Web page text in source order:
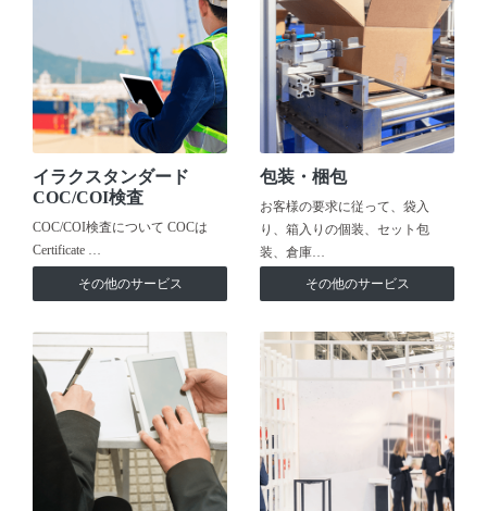
イラクスタンダード
COC/COI検査
COC/COI検査について COCは
Certificate …
その他のサービス
包装・梱包
お客様の要求に従って、袋入
り、箱入りの個装、セット包
装、倉庫…
その他のサービス